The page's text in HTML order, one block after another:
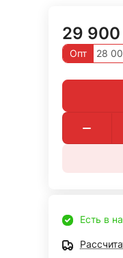
29 900
Опт 28
Есть в